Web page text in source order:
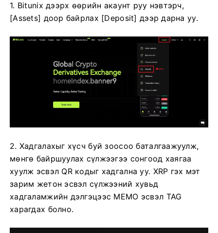
1. Bitunix дээрх өөрийн акаунт руу нэвтэрч,
[Assets] доор байрлах [Deposit] дээр дарна уу.
2. Хадгалахыг хүсч буй зоосоо баталгаажуулж,
мөнгө байршуулах сүлжээгээ сонгоод хаягаа
хуулж эсвэл QR кодыг хадгална уу. XRP гэх мэт
зарим жетон эсвэл сүлжээний хувьд
хадгаламжийн дэлгэцээс MEMO эсвэл TAG
харагдах болно.